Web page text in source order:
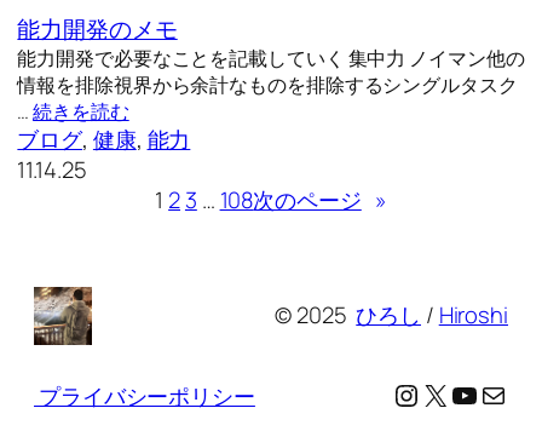
能力開発のメモ
能力開発で必要なことを記載していく 集中力 ノイマン他の
情報を排除視界から余計なものを排除するシングルタスク
…続きを読む
ブログ, 健康, 能力
11.14.25
1 23 … 108次のページ »
© 2025ひろし / Hiroshi
プライバシーポリシー Instagram
X メール